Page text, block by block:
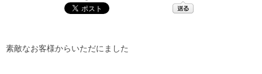
素敵なお客様からいただにました